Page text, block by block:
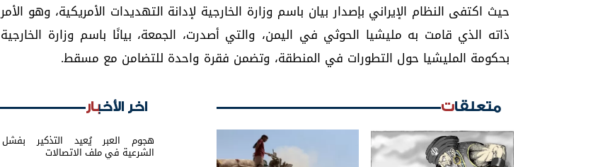
حيث اكتفى النظام الإيراني بإصدار بيان باسم وزارة الخارجية لإدانة التهديدات الأمريكية، وهو الأمر
ذاته الذي قامت به مليشيا الحوثي في اليمن، والتي أصدرت، الجمعة، بيانًا باسم وزارة الخارجية
بحكومة المليشيا حول التطورات في المنطقة، وتضمن فقرة واحدة للتضامن مع مسقط.
متعلقات اخر الأخبار
هجوم العبر يُعيد التذكير بفشل
الشرعية في ملف الاتصالات